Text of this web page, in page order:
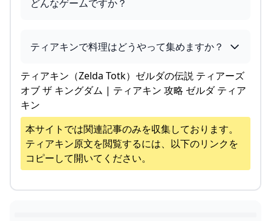
どんなゲームですか？
ティアキンで料理はどうやって集めますか？
ティアキン（Zelda Totk）ゼルダの伝説 ティアーズ
オブ ザ キングダム | ティアキン 攻略 ゼルダ ティア
キン
本サイトでは関連記事のみを収集しております。
ティアキン原文を閲覧するには、以下のリンクを
コピーして開いてください。